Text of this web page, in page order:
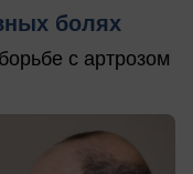
болях
с артрозом